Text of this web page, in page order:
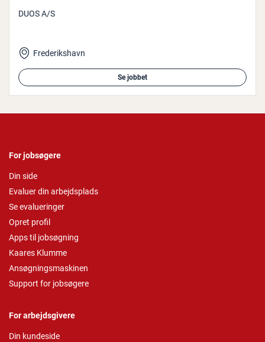
DUOS A/S
Frederikshavn
Se jobbet
For jobsøgere
Din side
Evaluer din arbejdsplads
Se evalueringer
Opret profil
Apps til jobsøgning
Kaares Klumme
Ansøgningsmaskinen
Support for jobsøgere
For arbejdsgivere
Din kundeside